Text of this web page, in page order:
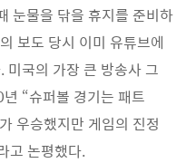
눈물을 닦을 휴지를 준비하
보도 당시 이미 유튜브에
국의 가장 큰 방송사 그
“슈퍼볼 경기는 패트
우승했지만 게임의 진정
고 논평했다.